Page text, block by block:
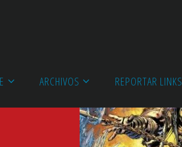
ARCHIVOS REPORTAR LINKS